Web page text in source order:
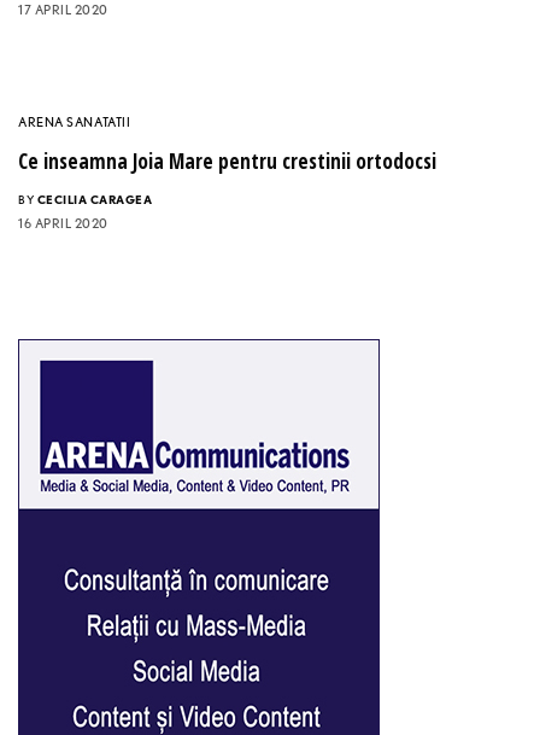
17 APRIL 2020
ARENA SANATATII
Ce inseamna Joia Mare pentru crestinii ortodocsi
BY CECILIA CARAGEA
16 APRIL 2020